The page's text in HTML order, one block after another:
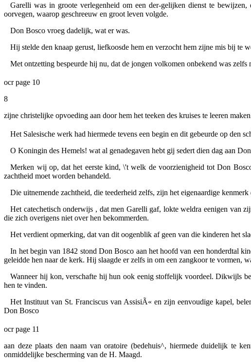
Garelli was in groote verlegenheid om een der-gelijken dienst te
oorvegen, waarop geschreeuw en groot leven volgde.
Don Bosco vroeg dadelijk, wat er was.
Hij stelde den knaap gerust, liefkoosde hem en verzocht hem zijne mis bij te
Met ontzetting bespeurde hij nu, dat de jongen volkomen onbekend was
ocr page 10
8
zijne christelijke opvoeding aan door hem het teeken des kruises te leeren
Het Salesische werk had hiermede tevens een begin en dit gebeurde op den
O Koningin des Hemels! wat al genadegaven hebt gij sedert dien dag aan
Merken wij op, dat het eerste kind, \'t welk de voorzienigheid tot Don
zachtheid moet worden behandeld.
Die uitnemende zachtheid, die teederheid zelfs, zijn het eigenaardige
Het catechetisch onderwijs , dat men Garelli gaf, lokte weldra eenigen van
die zich overigens niet over hen bekommerden.
Het verdient opmerking, dat van dit oogenblik af geen van die kinderen het
In het begin van 1842 stond Don Bosco aan het hoofd van een honderdtal
geleidde hen naar de kerk. Hij slaagde er zelfs in om een zangkoor te vormen,
Wanneer hij kon, verschafte hij hun ook eenig stoffelijk voordeel. Dikwijls
hen te vinden.
Het Instituut van St. Franciscus van AssisiÃ« en zijn eenvoudige kapel,
Don Bosco
ocr page 11
aan deze plaats den naam van oratoire (bedehuis^, hiermede duidelijk te
onmiddelijke bescherming van de H. Maagd.